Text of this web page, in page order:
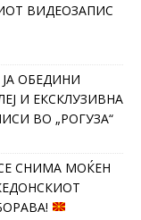
ВИДЕОЗАПИС
ОБЕДИНИ
И ЕКСКЛУЗИВНА
ВО „РОГУЗА“
СНИМА МОЌЕН